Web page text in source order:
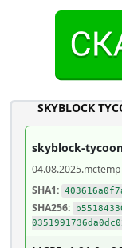
SKYBLOCK
skyblock-
04.08.2025
SHA1:
SHA256: